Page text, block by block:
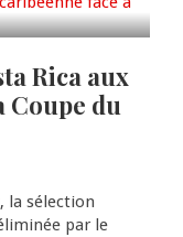
Rica aux
Coupe du
la sélection
par le